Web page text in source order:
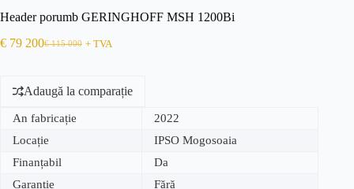
Header porumb GERINGHOFF MSH 1200Bi
€115 000
€ 79 200 + TVA
Adaugă la comparație
An fabricație
2022
Locație
IPSO Mogosoaia
Finanțabil
Da
Garanție
Fără